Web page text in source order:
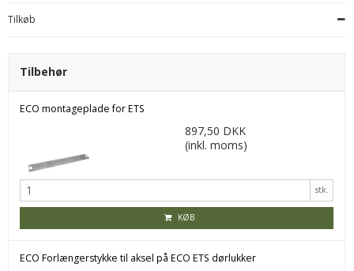
Tilkøb
Tilbehør
ECO montageplade for ETS
897,50 DKK
(inkl. moms)
stk.
KØB
ECO Forlængerstykke til aksel på ECO ETS dørlukker